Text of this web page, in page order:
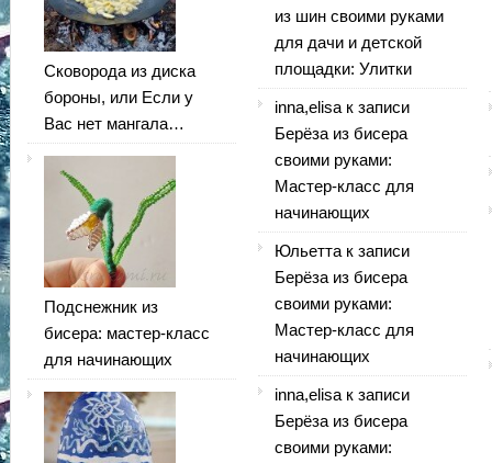
Сковорода из диска
бороны, или Если у
Вас нет мангала…
Подснежник из
бисера: мастер-класс
для начинающих
из шин своими руками
для дачи и детской
площадки: Улитки
inna,elisa к записи
Берёза из бисера
своими руками:
Мастер-класс для
начинающих
Юльетта к записи
Берёза из бисера
своими руками:
Мастер-класс для
начинающих
inna,elisa к записи
Берёза из бисера
своими руками: